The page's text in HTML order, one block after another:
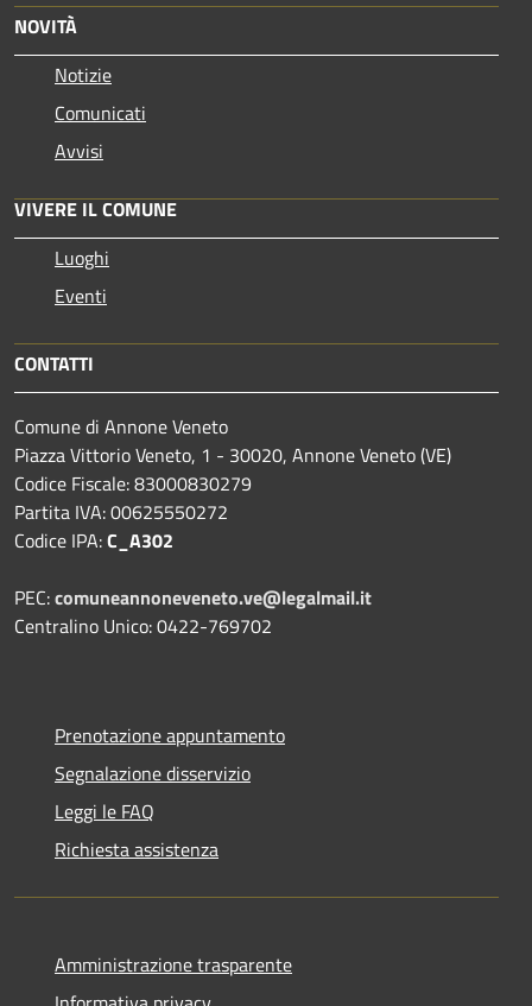
NOVITÀ
Notizie
Comunicati
Avvisi
VIVERE IL COMUNE
Luoghi
Eventi
CONTATTI
Comune di Annone Veneto
Piazza Vittorio Veneto, 1 - 30020, Annone Veneto (VE)
Codice Fiscale: 83000830279
Partita IVA: 00625550272
Codice IPA:C_A302
PEC:comuneannoneveneto.ve@legalmail.it
Centralino Unico: 0422-769702
Prenotazione appuntamento
Segnalazione disservizio
Leggi le FAQ
Richiesta assistenza
Amministrazione trasparente